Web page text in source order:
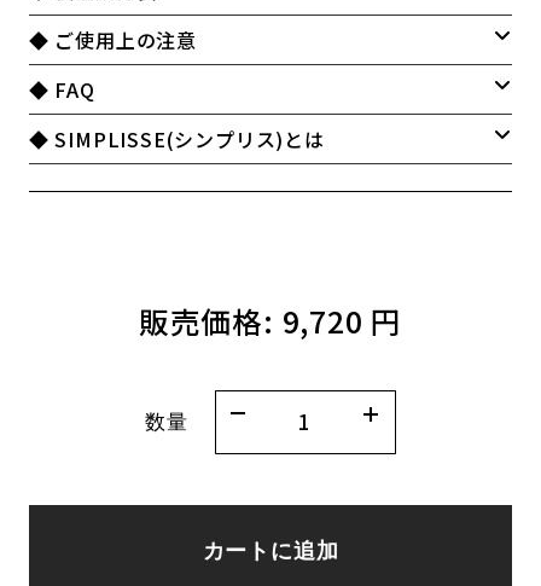
◆ ご使用上の注意
◆ FAQ
◆ SIMPLISSE(シンプリス)とは
販売価格: 9,720 円
数量
カートに追加